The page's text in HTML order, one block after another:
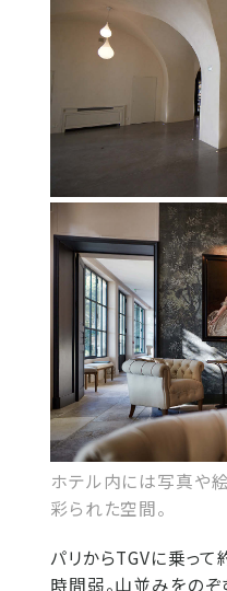
ホテル内には写真や
彩られた空間。
パリからTGVに乗って
時間弱。山並みをの